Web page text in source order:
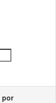
por